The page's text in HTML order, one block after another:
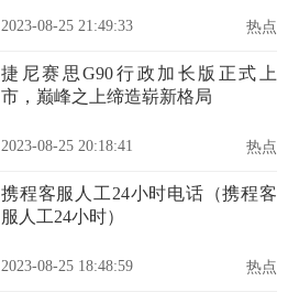
2023-08-25 21:49:33 热点
捷尼赛思G90行政加长版正式上
市，巅峰之上缔造崭新格局
2023-08-25 20:18:41 热点
携程客服人工24小时电话（携程客
服人工24小时）
2023-08-25 18:48:59 热点